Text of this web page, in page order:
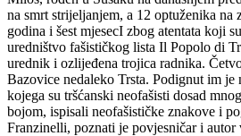
na smrt strijeljanjem, a 12 optuženika na
godina i šest mjesecI zbog atentata koji
uredništvo fašističkog lista Il Popolo di
urednik i ozlijeđena trojica radnika.
Bazovice nedaleko Trsta. Podignut im je
kojega su tršćanski neofašisti dosad
bojom, ispisali neofašističke znakove i
Franzinelli, poznati je povjesničar i autor